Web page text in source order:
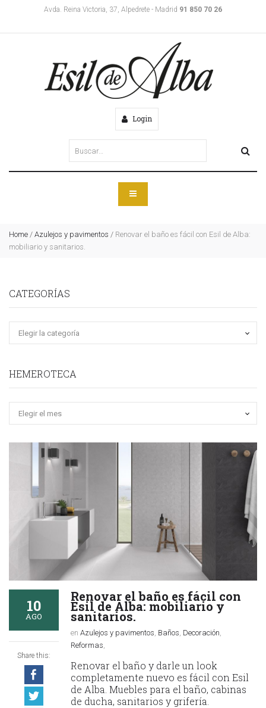
Avda. Reina Victoria, 37, Alpedrete - Madrid 91 850 70 26
Login
Home / Azulejos y pavimentos / Renovar el baño es fácil con Esil de Alba:
mobiliario y sanitarios.
CATEGORÍAS
HEMEROTECA
10
AGO
Share this:
Renovar el baño es fácil con
Esil de Alba: mobiliario y
sanitarios.
en Azulejos y pavimentos Baños Decoración
Reformas
Renovar el baño y darle un look
completamente nuevo es fácil con Esil
de Alba. Muebles para el baño, cabinas
de ducha, sanitarios y grifería.